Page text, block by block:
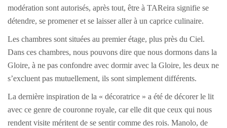
modération sont autorisés, après tout, être à TAReira signifie se
détendre, se promener et se laisser aller à un caprice culinaire.
Les chambres sont situées au premier étage, plus près du Ciel.
Dans ces chambres, nous pouvons dire que nous dormons dans la
Gloire, à ne pas confondre avec dormir avec la Gloire, les deux ne
s’excluent pas mutuellement, ils sont simplement différents.
La dernière inspiration de la « décoratrice » a été de décorer le lit
avec ce genre de couronne royale, car elle dit que ceux qui nous
rendent visite méritent de se sentir comme des rois. Manolo, de